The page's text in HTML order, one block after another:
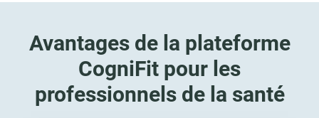
Avantages de la plateforme
CogniFit pour les
professionnels de la santé